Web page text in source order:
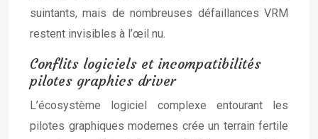
suintants, mais de nombreuses défaillances VRM
restent invisibles à l’œil nu.
Conflits logiciels et incompatibilités
pilotes graphics driver
L’écosystème logiciel complexe entourant les
pilotes graphiques modernes crée un terrain fertile